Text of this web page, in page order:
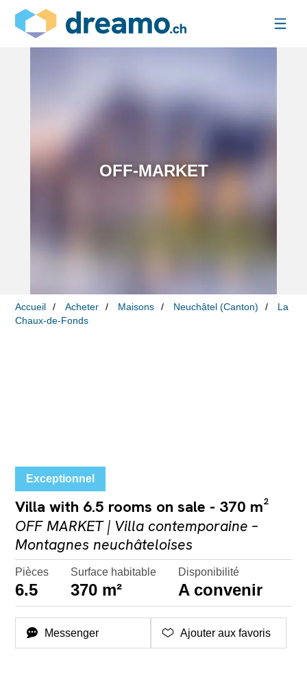
OFF-MARKET
Accueil Acheter Maisons Neuchâtel (Canton)
La
Chaux-de-Fonds
Exceptionnel
Villa with 6.5 rooms on sale - 370 m²
OFF MARKET | Villa contemporaine –
Montagnes neuchâteloises
Pièces
6.5
Surface habitable
370 m²
Disponibilité
A convenir
Messenger Ajouter aux favoris